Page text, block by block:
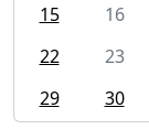
15
16
22
23
29
30